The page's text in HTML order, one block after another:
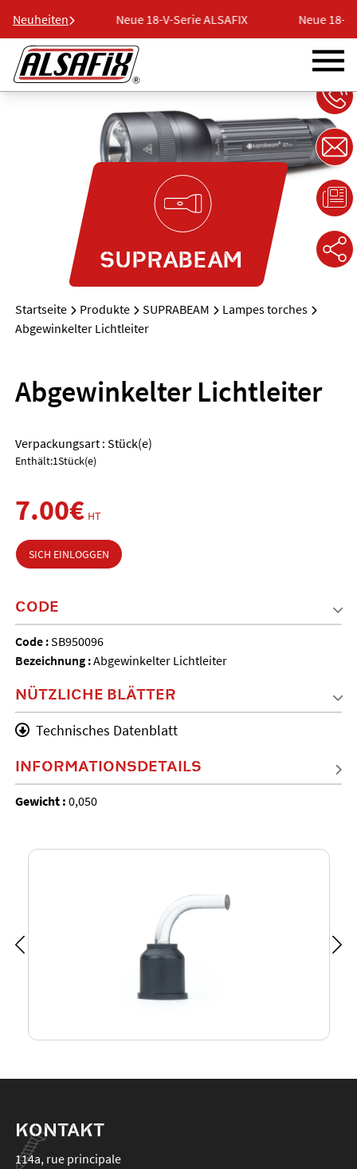
Neuheiten
ALSAFIX Neue 18-V-Serie ALSAFIX Neue 18-V-
SUPRABEAM
Startseite Produkte SUPRABEAM
Lampes torches
Abgewinkelter Lichtleiter
Abgewinkelter Lichtleiter
Verpackungsart : Stück(e)
Enthält:1Stück(e)
7.00€ HT
SICH EINLOGGEN
CODE
Code :SB950096
Bezeichnung :Abgewinkelter Lichtleiter
NÜTZLICHE BLÄTTER
Technisches Datenblatt
INFORMATIONSDETAILS
Gewicht : 0,050
KONTAKT
114a, rue principale